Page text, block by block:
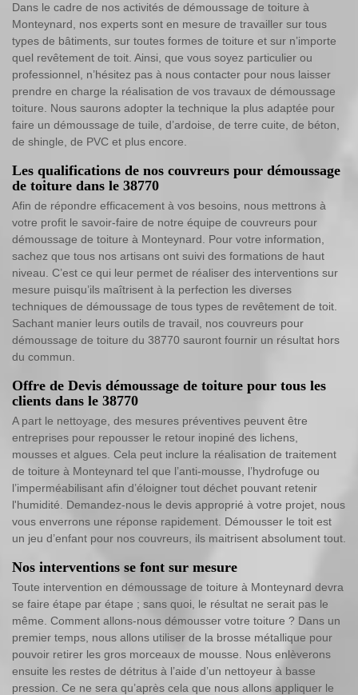
Dans le cadre de nos activités de démoussage de toiture à
Monteynard, nos experts sont en mesure de travailler sur tous
types de bâtiments, sur toutes formes de toiture et sur n’importe
quel revêtement de toit. Ainsi, que vous soyez particulier ou
professionnel, n’hésitez pas à nous contacter pour nous laisser
prendre en charge la réalisation de vos travaux de démoussage
toiture. Nous saurons adopter la technique la plus adaptée pour
faire un démoussage de tuile, d’ardoise, de terre cuite, de béton,
de shingle, de PVC et plus encore.
Les qualifications de nos couvreurs pour démoussage
de toiture dans le 38770
Afin de répondre efficacement à vos besoins, nous mettrons à
votre profit le savoir-faire de notre équipe de couvreurs pour
démoussage de toiture à Monteynard. Pour votre information,
sachez que tous nos artisans ont suivi des formations de haut
niveau. C’est ce qui leur permet de réaliser des interventions sur
mesure puisqu’ils maîtrisent à la perfection les diverses
techniques de démoussage de tous types de revêtement de toit.
Sachant manier leurs outils de travail, nos couvreurs pour
démoussage de toiture du 38770 sauront fournir un résultat hors
du commun.
Offre de Devis démoussage de toiture pour tous les
clients dans le 38770
A part le nettoyage, des mesures préventives peuvent être
entreprises pour repousser le retour inopiné des lichens,
mousses et algues. Cela peut inclure la réalisation de traitement
de toiture à Monteynard tel que l’anti-mousse, l’hydrofuge ou
l’imperméabilisant afin d’éloigner tout déchet pouvant retenir
l'humidité. Demandez-nous le devis approprié à votre projet, nous
vous enverrons une réponse rapidement. Démousser le toit est
un jeu d’enfant pour nos couvreurs, ils maitrisent absolument tout.
Nos interventions se font sur mesure
Toute intervention en démoussage de toiture à Monteynard devra
se faire étape par étape ; sans quoi, le résultat ne serait pas le
même. Comment allons-nous démousser votre toiture ? Dans un
premier temps, nous allons utiliser de la brosse métallique pour
pouvoir retirer les gros morceaux de mousse. Nous enlèverons
ensuite les restes de détritus à l’aide d’un nettoyeur à basse
pression. Ce ne sera qu’après cela que nous allons appliquer le